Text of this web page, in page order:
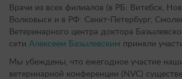
Врачи из всех филиалов (в РБ: Витебск,
Волковыск и в РФ: Санкт-Петербург,
Ветеринарного центра доктора
сети Алексеем Базылевским приняли
Мы убеждены, что ежегодное участие
ветеринарной конференции (NVC)